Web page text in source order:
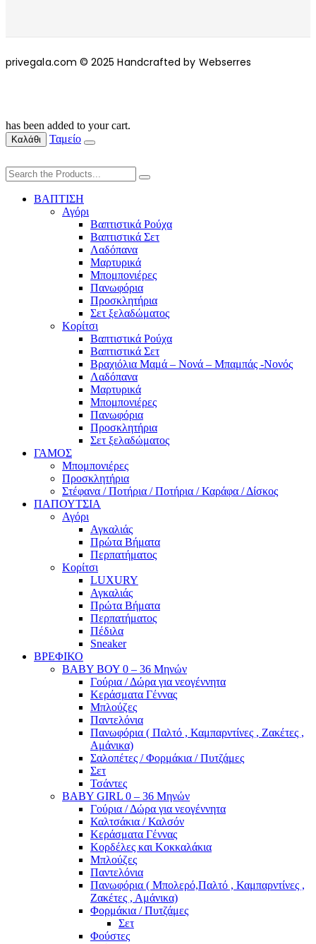
privegala.com © 2025 Handcrafted by Webserres
has been added to your cart.
Καλάθι Ταμείο
ΒΑΠΤΙΣΗ
Αγόρι
Βαπτιστικά Ρούχα
Βαπτιστικά Σετ
Λαδόπανα
Μαρτυρικά
Μπομπονιέρες
Πανωφόρια
Προσκλητήρια
Σετ ξελαδώματος
Κορίτσι
Βαπτιστικά Ρούχα
Βαπτιστικά Σετ
Βραχιόλια Μαμά – Νονά – Μπαμπάς -Νονός
Λαδόπανα
Μαρτυρικά
Μπομπονιέρες
Πανωφόρια
Προσκλητήρια
Σετ ξελαδώματος
ΓΑΜΟΣ
Μπομπονιέρες
Προσκλητήρια
Στέφανα / Ποτήρια / Ποτήρια / Καράφα / Δίσκος
ΠΑΠΟΥΤΣΙΑ
Αγόρι
Αγκαλιάς
Πρώτα Βήματα
Περπατήματος
Κορίτσι
LUXURY
Αγκαλιάς
Πρώτα Βήματα
Περπατήματος
Πέδιλα
Sneaker
ΒΡΕΦΙΚΟ
ΒΑΒΥ ΒΟΥ 0 – 36 Μηνών
Γούρια / Δώρα για νεογέννητα
Κεράσματα Γέννας
Μπλούζες
Παντελόνια
Πανωφόρια ( Παλτό , Καμπαρντίνες , Ζακέτες ,
Αμάνικα)
Σαλοπέτες / Φορμάκια / Πυτζάμες
Σετ
Τσάντες
BABY GIRL 0 – 36 Μηνών
Γούρια / Δώρα για νεογέννητα
Καλτσάκια / Καλσόν
Κεράσματα Γέννας
Κορδέλες και Κοκκαλάκια
Μπλούζες
Παντελόνια
Πανωφόρια ( Μπολερό,Παλτό , Καμπαρντίνες ,
Ζακέτες , Αμάνικα)
Φορμάκια / Πυτζάμες
Σετ
Φούστες